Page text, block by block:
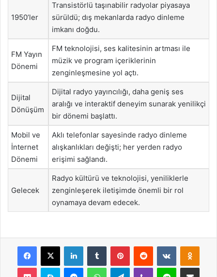
1950’ler
Transistörlü taşınabilir radyolar piyasaya
sürüldü; dış mekanlarda radyo dinleme
imkanı doğdu.
FM Yayın
Dönemi
FM teknolojisi, ses kalitesinin artması ile
müzik ve program içeriklerinin
zenginleşmesine yol açtı.
Dijital
Dönüşüm
Dijital radyo yayıncılığı, daha geniş ses
aralığı ve interaktif deneyim sunarak yenilikçi
bir dönemi başlattı.
Mobil ve
İnternet
Dönemi
Aklı telefonlar sayesinde radyo dinleme
alışkanlıkları değişti; her yerden radyo
erişimi sağlandı.
Gelecek
Radyo kültürü ve teknolojisi, yeniliklerle
zenginleşerek iletişimde önemli bir rol
oynamaya devam edecek.
Facebook
X LinkedInTumblr PinterestReddit VKontakte
Pocket Skype MessengerWhatsAppTelegramViber Line E-Posta ile